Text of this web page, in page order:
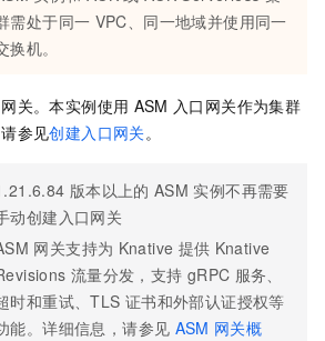
需处于同一 VPC、同一地域并使用同一
换机。
关。本实例使用 ASM 入口网关作为集群
参见创建入口网关。
版本以上的 ASM 实例不再需要
动创建入口网关
网关支持为 Knative 提供 Knative
流量分发，支持 gRPC 服务、
时和重试、TLS 证书和外部认证授权等
能。详细信息，请参见 ASM 网关概